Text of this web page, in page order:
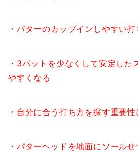
・パターのカップインしやすい
・3パットを少なくして安定した
やすくなる
・自分に合う打ち方を探す重要
・パターヘッドを地面にソール